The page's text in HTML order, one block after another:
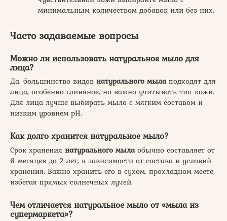
минимальным количеством добавок или без них.
Часто задаваемые вопросы
Можно ли использовать натуральное мыло для
лица?
Да, большинство видов натурального мылаподходят для
лица, особенно глиняное, но важно учитывать тип кожи.
Для лица лучше выбирать мыло с мягким составом и
низким уровнем pH.
Как долго хранится натуральное мыло?
Срок хранения натурального мылаобычно составляет от
6 месяцев до 2 лет, в зависимости от состава и условий
хранения. Важно хранить его в сухом, прохладном месте,
избегая прямых солнечных лучей.
Чем отличается натуральное мыло от «мыла из
супермаркета»?